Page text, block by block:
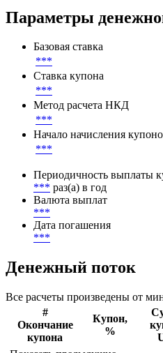
Листинг
Параметры
Базовая ставка
***
Ставка купона
***
Метод расчета НКД
Начало начисления
***
Периодичность выплаты
***
Дата погашения
Денежный поток
Все расчеты произведены от